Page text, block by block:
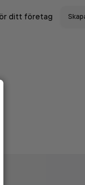
ditt företag